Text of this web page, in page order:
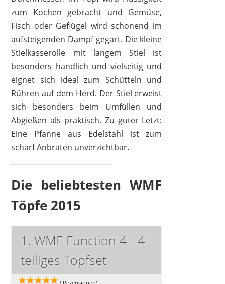
zum Kochen gebracht und Gemüse,
Fisch oder Geflügel wird schonend im
aufsteigenden Dampf gegart. Die kleine
Stielkasserolle mit langem Stiel ist
besonders handlich und vielseitig und
eignet sich ideal zum Schütteln und
Rühren auf dem Herd. Der Stiel erweist
sich besonders beim Umfüllen und
Abgießen als praktisch. Zu guter Letzt:
Eine Pfanne aus Edelstahl ist zum
scharf Anbraten unverzichtbar.
Die beliebtesten WMF
Töpfe 2015
1. WMF Function 4 - 4-
teiliges Topfset